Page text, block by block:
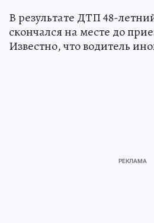
В результате ДТП 48-
скончался на месте до
Известно, что водитель